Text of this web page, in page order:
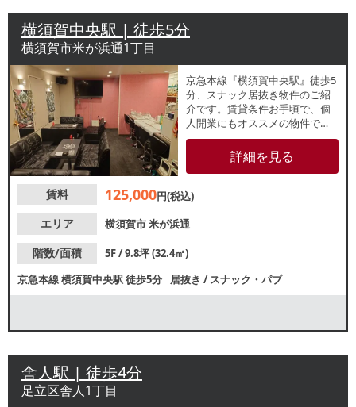
横須賀中央駅 | 徒歩5分
横須賀市米が浜通1丁目
京急本線『横須賀中央駅』徒歩5
分、スナック居抜き物件のご紹
介です。賃貸条件お手頃で、個
人開業にもオススメの物件で
す。引渡可能時期は2026年4月下
旬を予定しています。類似業態
のお客様はスピーディーな開業
レスタンダードまでお問合せく
詳細を見る
賃料 125,000円(税込)
エリア
横須賀市米が浜通
階数/面積
5F / 9.8坪 (32.4㎡)
京急本線横須賀中央駅徒歩5分 居抜き /スナック・パブ
舎人駅 | 徒歩4分
足立区舎人1丁目